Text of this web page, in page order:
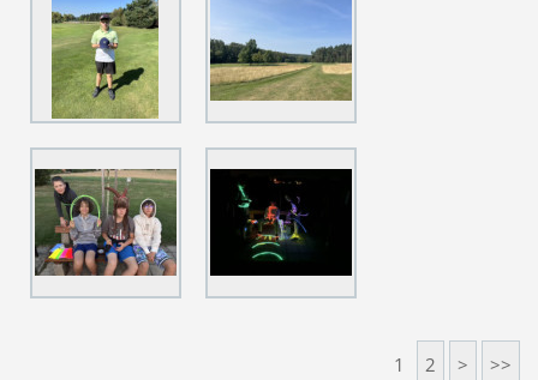
1 2 > >>